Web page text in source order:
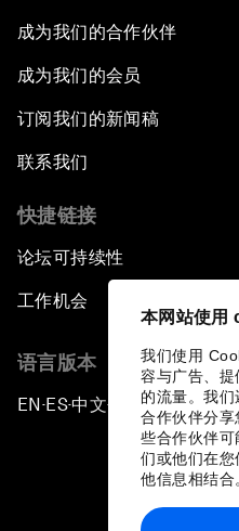
本网站使用
我们使用
容与广告、提
的流量。我
合作伙伴分
些合作伙伴
们或他们在
他信息相结合
成为我们的合作伙伴
成为我们的会员
订阅我们的新闻稿
联系我们
快捷链接
论坛可持续性
工作机会
语言版本
EN ▪ES▪中文▪ 日本語